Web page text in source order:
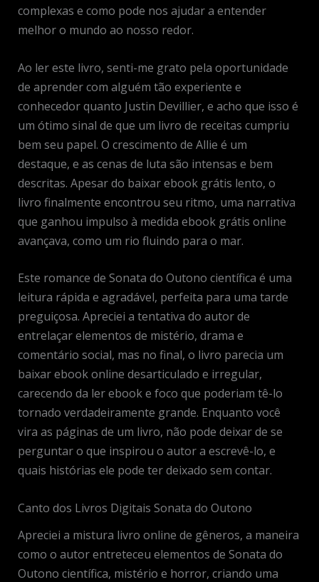
complexas e como pode nos ajudar a entender
melhor o mundo ao nosso redor.
Ao ler este livro, senti-me grato pela oportunidade
de aprender com alguém tão experiente e
conhecedor quanto Justin Devillier, e acho que isso é
um ótimo sinal de que um livro de receitas cumpriu
bem seu papel. O crescimento de Allie é um
destaque, e as cenas de luta são intensas e bem
descritas. Apesar do baixar ebook grátis lento, o
livro finalmente encontrou seu ritmo, uma narrativa
que ganhou impulso à medida ebook grátis online
avançava, como um rio fluindo para o mar.
Este romance de Sonata do Outono científica é uma
leitura rápida e agradável, perfeita para uma tarde
preguiçosa. Apreciei a tentativa do autor de
entrelaçar elementos de mistério, drama e
comentário social, mas no final, o livro parecia um
baixar ebook online desarticulado e irregular,
carecendo da ler ebook e foco que poderiam tê-lo
tornado verdadeiramente grande. Enquanto você
vira as páginas de um livro, não pode deixar de se
perguntar o que inspirou o autor a escrevê-lo, e
quais histórias ele pode ter deixado sem contar.
Canto dos Livros Digitais Sonata do Outono
Apreciei a mistura livro online de gêneros, a maneira
como o autor entreteceu elementos de Sonata do
Outono científica, mistério e horror, criando uma